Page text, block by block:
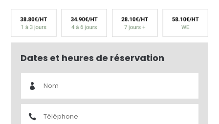
Dates et heures de réservation